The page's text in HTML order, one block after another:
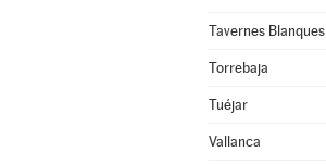
Tavernes Blanques
Torrebaja
Tuéjar
Vallanca